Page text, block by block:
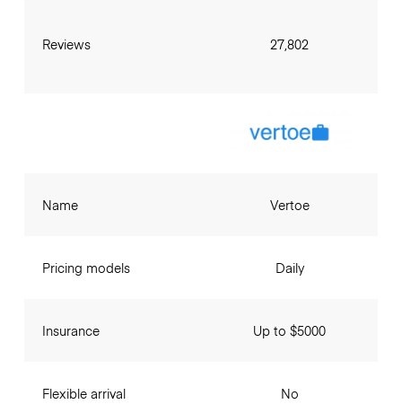
Reviews 27,802
Name
Pricing models
Insurance
Flexible arrival
Vertoe
Daily
Up to $5000
No